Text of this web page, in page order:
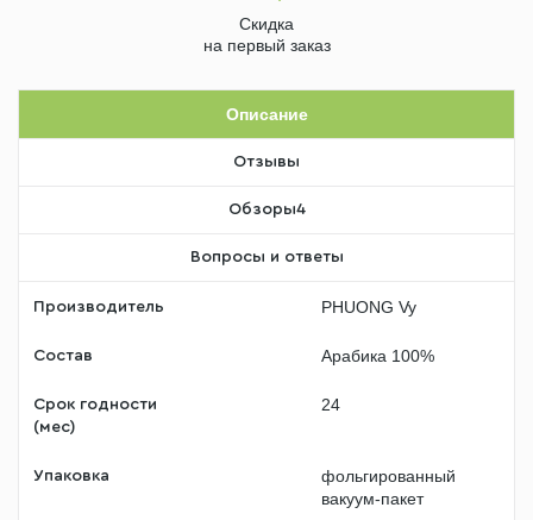
Скидка
на первый заказ
Описание
Отзывы
Обзоры4
Вопросы и ответы
Производитель PHUONG Vy
Состав Арабика 100%
Срок годности
(мес)
24
Упаковка
фольгированный
вакуум-пакет